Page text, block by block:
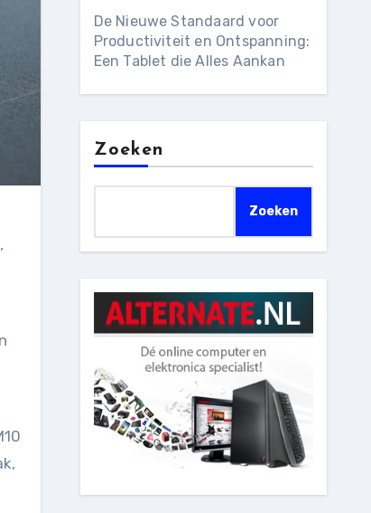
De Nieuwe Standaard voor
Productiviteit en Ontspanning:
Een Tablet die Alles Aankan
Zoeken
Zoeken